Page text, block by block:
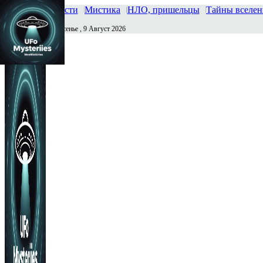
Главная Новости Мистика НЛО, пришельцы Тайны
Сегодня Воскресенье , 9 Август 2026